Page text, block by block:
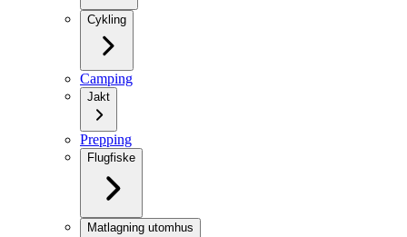
Cykling
Camping
Jakt
Prepping
Flugfiske
Matlagning utomhus